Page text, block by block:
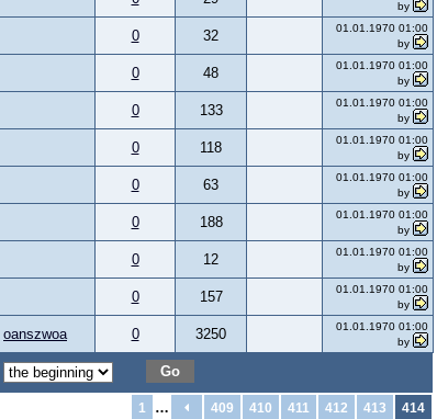
by
0 32
01.01.1970 01:00
by
0 48
01.01.1970 01:00
by
0 133
01.01.1970 01:00
by
0 118
01.01.1970 01:00
by
0 63
01.01.1970 01:00
by
0 188
01.01.1970 01:00
by
0 12
01.01.1970 01:00
by
0 157
01.01.1970 01:00
by
oanszwoa 0 3250
01.01.1970 01:00
by
Go
1 … 409 410 411 412 413 414